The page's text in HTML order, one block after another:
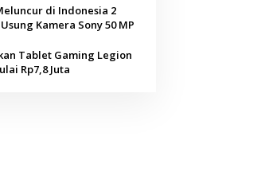
di Indonesia 2
Kamera Sony 50 MP
Tablet Gaming Legion
Rp7,8 Juta